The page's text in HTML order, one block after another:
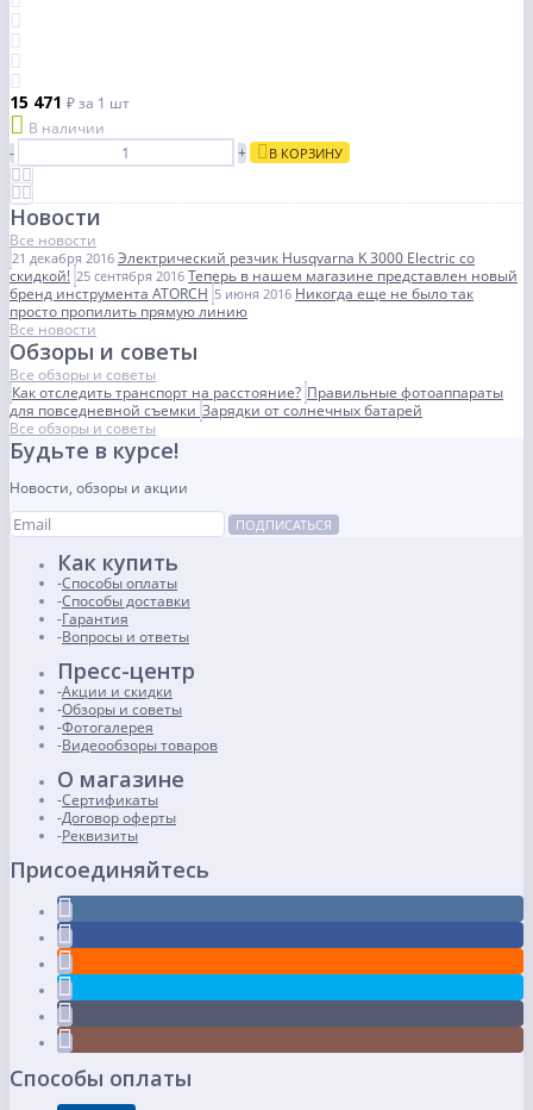
15 471 ₽за 1 шт
В наличии
-
+ В КОРЗИНУ
Новости
Все новости
21 декабря 2016 Электрический резчик Husqvarna K 3000 Electric со
скидкой! 25 сентября 2016 Теперь в нашем магазине представлен новый
бренд инструмента ATORCH 5 июня 2016 Никогда еще не было так
просто пропилить прямую линию
Все новости
Обзоры и советы
Все обзоры и советы
Как отследить транспорт на расстояние? Правильные фотоаппараты
для повседневной съемки Зарядки от солнечных батарей
Все обзоры и советы
Будьте в курсе!
Новости, обзоры и акции
ПОДПИСАТЬСЯ
Как купить
Способы оплаты
Способы доставки
Гарантия
Вопросы и ответы
Пресс-центр
Акции и скидки
Обзоры и советы
Фотогалерея
Видеообзоры товаров
О магазине
Сертификаты
Договор оферты
Реквизиты
Присоединяйтесь
Способы оплаты